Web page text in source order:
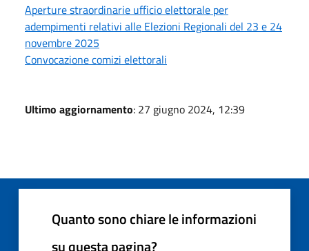
Aperture straordinarie ufficio elettorale per
adempimenti relativi alle Elezioni Regionali del 23 e 24
novembre 2025
Convocazione comizi elettorali
Ultimo aggiornamento: 27 giugno 2024, 12:39
Quanto sono chiare le informazioni
su questa pagina?